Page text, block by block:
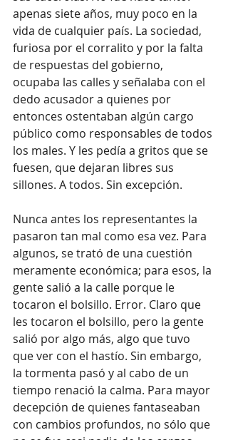
apenas siete años, muy poco en la
vida de cualquier país. La sociedad,
furiosa por el corralito y por la falta
de respuestas del gobierno,
ocupaba las calles y señalaba con el
dedo acusador a quienes por
entonces ostentaban algún cargo
público como responsables de todos
los males. Y les pedía a gritos que se
fuesen, que dejaran libres sus
sillones. A todos. Sin excepción.
Nunca antes los representantes la
pasaron tan mal como esa vez. Para
algunos, se trató de una cuestión
meramente económica; para esos, la
gente salió a la calle porque le
tocaron el bolsillo. Error. Claro que
les tocaron el bolsillo, pero la gente
salió por algo más, algo que tuvo
que ver con el hastío. Sin embargo,
la tormenta pasó y al cabo de un
tiempo renació la calma. Para mayor
decepción de quienes fantaseaban
con cambios profundos, no sólo que